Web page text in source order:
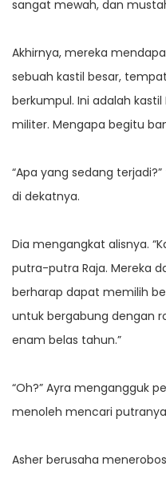
sangat mewah, dan
Akhirnya, mereka
sebuah kastil besar,
berkumpul. Ini adalah
militer. Mengapa begitu
“Apa yang sedang
di dekatnya.
Dia mengangkat alisnya.
putra-putra Raja. Mereka
berharap dapat memilih
untuk bergabung dengan
enam belas tahun.”
“Oh?” Ayra mengangguk
menoleh mencari
Asher berusaha